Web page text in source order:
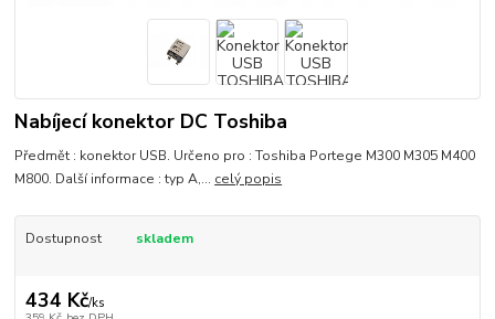
Nabíjecí konektor DC Toshiba
Předmět : konektor USB. Určeno pro : Toshiba Portege M300 M305 M400
M800. Další informace : typ A,... celý popis
Dostupnost skladem
434 Kč/ks